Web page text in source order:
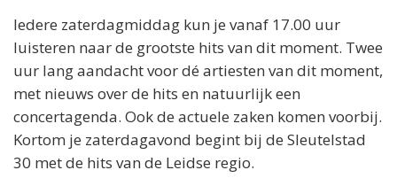
Iedere zaterdagmiddag kun je vanaf 17.00 uur
luisteren naar de grootste hits van dit moment. Twee
uur lang aandacht voor dé artiesten van dit moment,
met nieuws over de hits en natuurlijk een
concertagenda. Ook de actuele zaken komen voorbij.
Kortom je zaterdagavond begint bij de Sleutelstad
30 met de hits van de Leidse regio.